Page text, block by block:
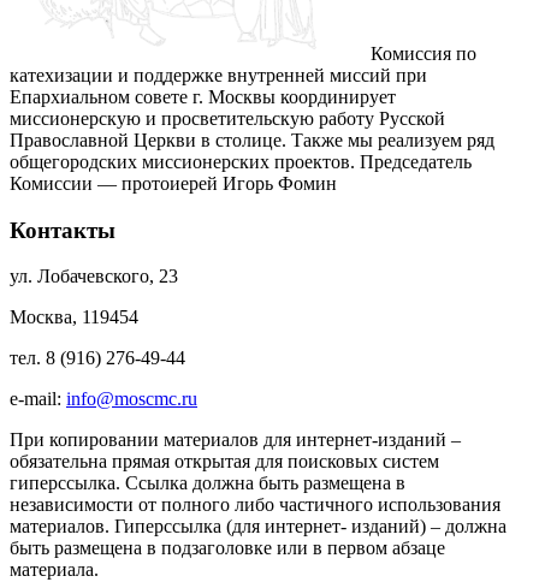
Комиссия по
катехизации и поддержке внутренней миссий при
Епархиальном совете г. Москвы координирует
миссионерскую и просветительскую работу Русской
Православной Церкви в столице. Также мы реализуем ряд
общегородских миссионерских проектов. Председатель
Комиссии — протоиерей Игорь Фомин
Контакты
ул. Лобачевского, 23
Москва, 119454
тел. 8 (916) 276-49-44
e-mail: info@moscmc.ru
При копировании материалов для интернет-изданий –
обязательна прямая открытая для поисковых систем
гиперссылка. Ссылка должна быть размещена в
независимости от полного либо частичного использования
материалов. Гиперссылка (для интернет- изданий) – должна
быть размещена в подзаголовке или в первом абзаце
материала.